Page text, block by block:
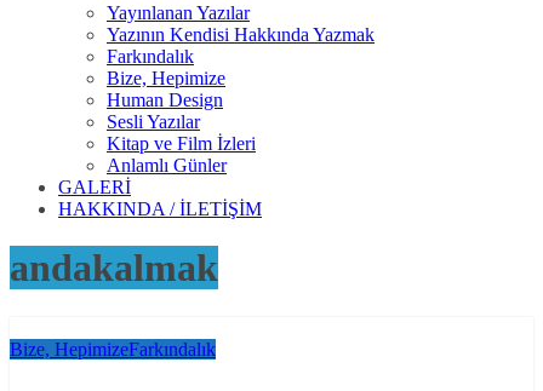
Yayınlanan Yazılar
Yazının Kendisi Hakkında Yazmak
Farkındalık
Bize, Hepimize
Human Design
Sesli Yazılar
Kitap ve Film İzleri
Anlamlı Günler
GALERİ
HAKKINDA / İLETİŞİM
andakalmak
Bize, HepimizeFarkındalık